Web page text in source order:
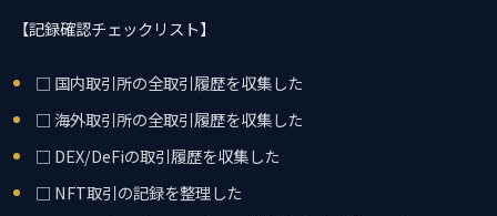
【記録確認チェックリスト】
□ 国内取引所の全取引履歴を収集した
□ 海外取引所の全取引履歴を収集した
□ DEX/DeFiの取引履歴を収集した
□ NFT取引の記録を整理した